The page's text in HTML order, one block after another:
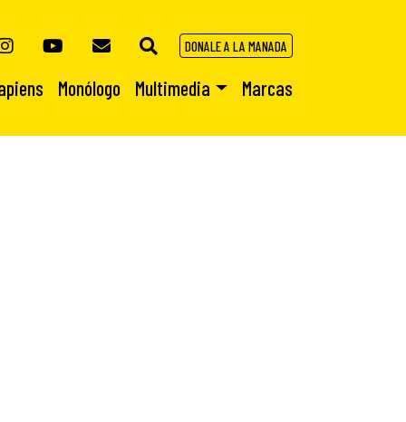
DONALE A LA MANADA
Monólogo Multimedia Marcas